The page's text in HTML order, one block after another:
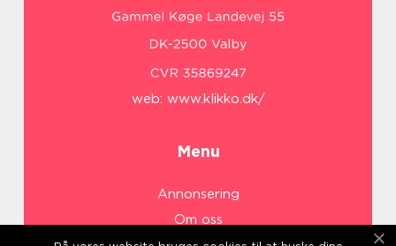
web: www.klikko.dk/
Menu
Annonsering
Om oss